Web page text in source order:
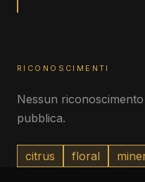
RICONOSCIMENTI
Nessun
pubblica.
citrus floral